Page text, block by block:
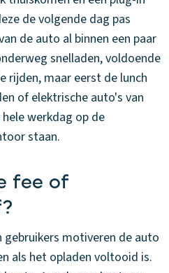
de volgende dag pas
de auto al binnen een paar
snelladen, voldoende
rijden, maar eerst de lunch
of elektrische auto's van
werkdag op de
staan.
fee of
gebruikers motiveren de auto
als het opladen voltooid is.